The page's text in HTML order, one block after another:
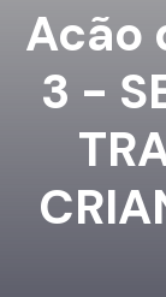
Acão
3 -